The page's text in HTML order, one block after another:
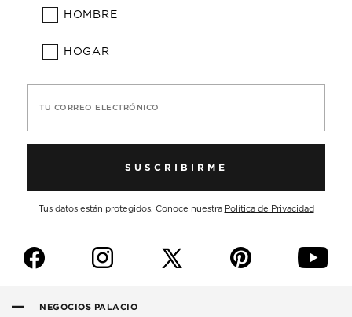
HOMBRE
HOGAR
TU CORREO ELECTRÓNICO
SUSCRIBIRME
Tus datos están protegidos. Conoce nuestra Política de Privacidad
f i p y
NEGOCIOS PALACIO